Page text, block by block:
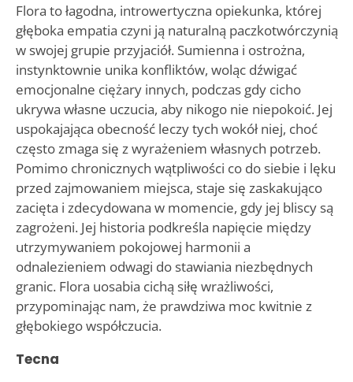
Flora to łagodna, introwertyczna opiekunka, której
głęboka empatia czyni ją naturalną paczkotwórczynią
w swojej grupie przyjaciół. Sumienna i ostrożna,
instynktownie unika konfliktów, woląc dźwigać
emocjonalne ciężary innych, podczas gdy cicho
ukrywa własne uczucia, aby nikogo nie niepokoić. Jej
uspokajająca obecność leczy tych wokół niej, choć
często zmaga się z wyrażeniem własnych potrzeb.
Pomimo chronicznych wątpliwości co do siebie i lęku
przed zajmowaniem miejsca, staje się zaskakująco
zacięta i zdecydowana w momencie, gdy jej bliscy są
zagrożeni. Jej historia podkreśla napięcie między
utrzymywaniem pokojowej harmonii a
odnalezieniem odwagi do stawiania niezbędnych
granic. Flora uosabia cichą siłę wrażliwości,
przypominając nam, że prawdziwa moc kwitnie z
głębokiego współczucia.
Tecna